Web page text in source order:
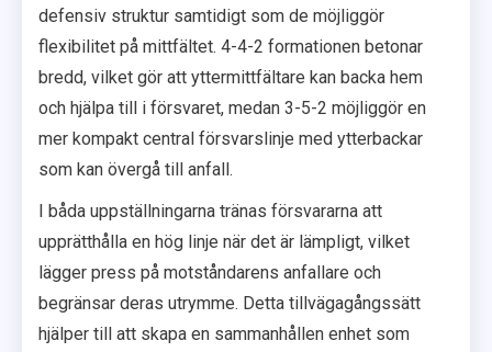
defensiv struktur samtidigt som de möjliggör
flexibilitet på mittfältet. 4-4-2 formationen betonar
bredd, vilket gör att yttermittfältare kan backa hem
och hjälpa till i försvaret, medan 3-5-2 möjliggör en
mer kompakt central försvarslinje med ytterbackar
som kan övergå till anfall.
I båda uppställningarna tränas försvararna att
upprätthålla en hög linje när det är lämpligt, vilket
lägger press på motståndarens anfallare och
begränsar deras utrymme. Detta tillvägagångssätt
hjälper till att skapa en sammanhållen enhet som